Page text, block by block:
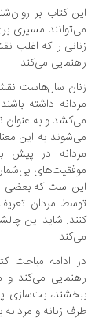
کتاب بر روان‌شناسی «
مسیری برای
را که اغلب نقش
می‌کند.
سال‌هاست نقش خود
داشته باشند.
و به عنوان نمونه
به این معنا
در پیش
بی‌شماری
است که بعضی مناصب
مردان تعریف
شاید این چالشی‌ست
ادامه مباحث کتاب،
می‌کند و
بت‌سازی پدر را
زنانه و مردانه بودن